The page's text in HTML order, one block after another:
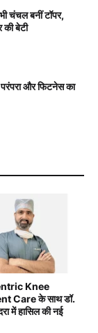
चंचल बनीं टॉपर,
बेटी
और फिटनेस का
Knee
Care के साथ डॉ.
में हासिल की नई